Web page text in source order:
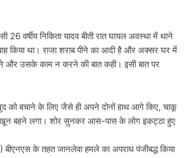
26 वर्षीय निकिता यादव बीती रात घायल अवस्था में थाने
किया था। राजा शराब पीने का आदी है और अक्सर घर में
और उसके काम न करने की बात कही। इसी बात पर
को बचाने के लिए जैसे ही अपने दोनों हाथ आगे किए, चाकू
खून बहने लगा। शोर सुनकर आस-पास के लोग इकट्ठा हुए
बीएनएस के तहत जानलेवा हमले का अपराध पंजीबद्ध किया